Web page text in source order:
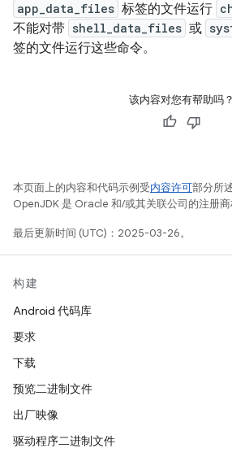
app_data_files 标签的文件运行
不能对带 shell_data_files 或
签的文件运行这些命令。
该内容对您有帮助吗？
本页面上的内容和代码示例受内容许可部分所
OpenJDK 是 Oracle 和/或其关联公司的注册商
最后更新时间 (UTC)：2025-03-26。
构建
Android 代码库
要求
下载
预览二进制文件
出厂映像
驱动程序二进制文件